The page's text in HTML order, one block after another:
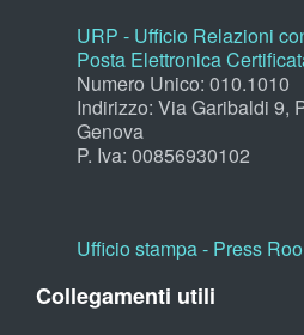
URP - Ufficio Relazioni
Posta Elettronica
Numero Unico: 010.1010
Indirizzo: Via Garibaldi 9,
Genova
P. Iva: 00856930102
Ufficio stampa - Press
Collegamenti utili